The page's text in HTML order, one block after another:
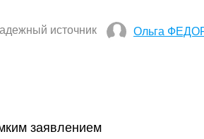
источник Ольга
заявлением